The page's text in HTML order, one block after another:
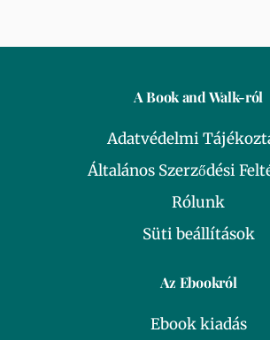
A Book and Walk-ról
Adatvédelmi
Általános Szerződési
Rólunk
Süti beállítások
Az Ebookról
Ebook kiadás